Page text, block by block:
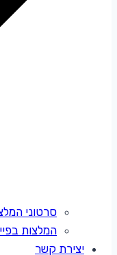
סרטוני
המלצות
יצירת קשר